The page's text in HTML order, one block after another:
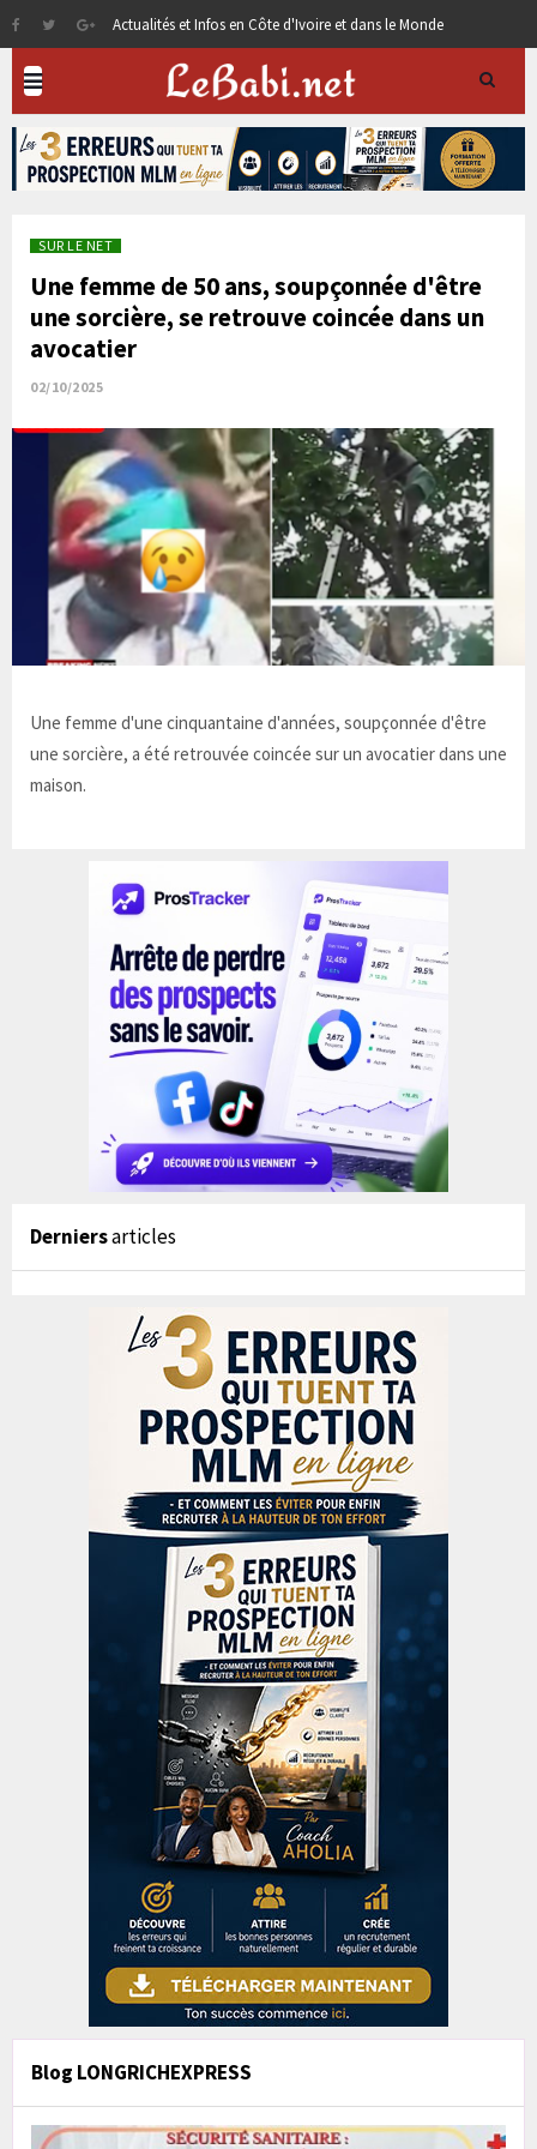
Actualités et Infos en Côte d'Ivoire et dans le Monde
SUR LE NET
Une femme de 50 ans, soupçonnée d'être
une sorcière, se retrouve coincée dans un
avocatier
02/10/2025
Une femme d'une cinquantaine d'années, soupçonnée d'être
une sorcière, a été retrouvée coincée sur un avocatier dans une
maison.
Derniersarticles
Blog LONGRICHEXPRESS